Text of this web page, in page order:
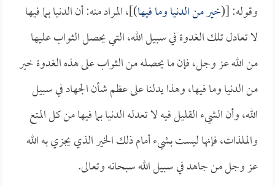
وقوله: [(خير من الدنيا وما فيها)]، المراد منه: أن الدنيا بما فيها
لا تعادل تلك الغدوة في سبيل الله، التي يحصل الثواب عليها
من الله عز وجل، فإن ما يحصله من الثواب على هذه الغدوة خير
من الدنيا وما فيها، وهذا يدلنا على عظم شأن الجهاد في سبيل
الله، وأن الشيء القليل فيه لا تعدله الدنيا بما فيها من كل المتع
والملذات، فإنها ليست بشيء أمام ذلك الخير الذي يجزي به الله
عز وجل من جاهد في سبيل الله سبحانه وتعالى.